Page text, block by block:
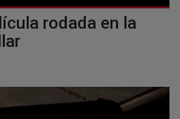
rodada en la